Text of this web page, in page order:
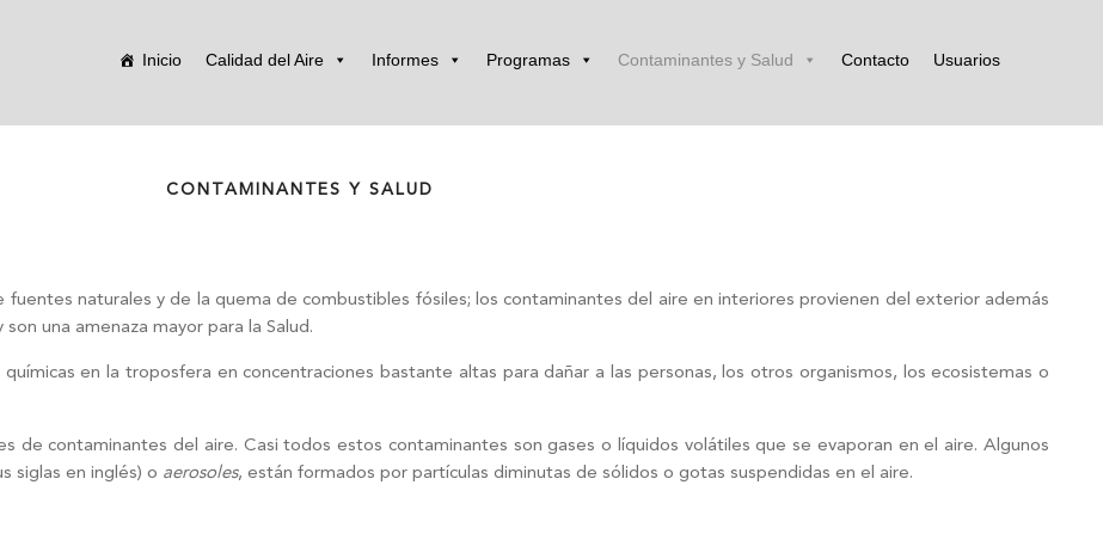
Inicio Calidad del Aire Informes Programas Contaminantes y Salud Contacto Usuarios
CONTAMINANTES Y SALUD
naturales y de la quema de combustibles fósiles; los contaminantes del aire en interiores provienen del exterior además
una amenaza mayor para la Salud.
en la troposfera en concentraciones bastante altas para dañar a las personas, los otros organismos, los ecosistemas o
de contaminantes del aire. Casi todos estos contaminantes son gases o líquidos volátiles que se evaporan en el aire. Algunos
siglas en inglés) o aerosoles, están formados por partículas diminutas de sólidos o gotas suspendidas en el aire.